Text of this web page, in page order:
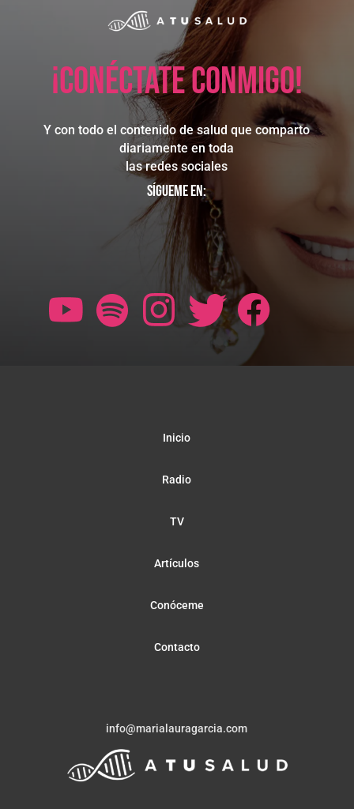
¡Conéctate conmigo!
Y con todo el contenido de salud que comparto
diariamente en toda
las redes sociales
Sígueme en:
Inicio
Radio
TV
Artículos
Conóceme
Contacto
info@marialauragarcia.com